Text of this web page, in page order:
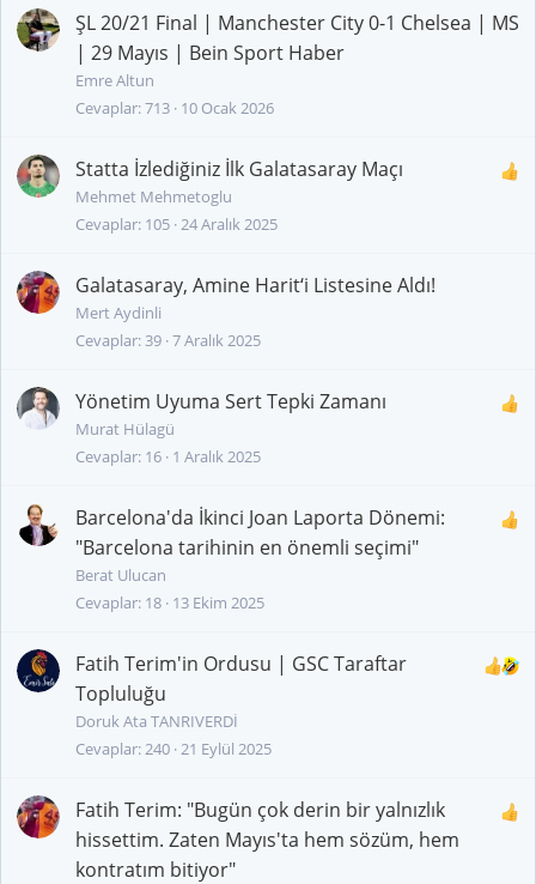
ŞL 20/21 Final | Manchester City 0-1 Chelsea | MS
| 29 Mayıs | Bein Sport Haber
Emre Altun
Cevaplar 713 10 Ocak 2026
Statta İzlediğiniz İlk Galatasaray Maçı
Mehmet Mehmetoglu
Cevaplar 105 24 Aralık 2025
Galatasaray, Amine Harit‘i Listesine Aldı!
Mert Aydinli
Cevaplar 39 7 Aralık 2025
Yönetim Uyuma Sert Tepki Zamanı
Murat Hülagü
Cevaplar 16 1 Aralık 2025
Barcelona'da İkinci Joan Laporta Dönemi:
"Barcelona tarihinin en önemli seçimi"
Berat Ulucan
Cevaplar 18 13 Ekim 2025
Fatih Terim'in Ordusu | GSC Taraftar
Topluluğu
Doruk Ata TANRIVERDİ
Cevaplar 240 21 Eylül 2025
Fatih Terim: "Bugün çok derin bir yalnızlık
hissettim. Zaten Mayıs'ta hem sözüm, hem
kontratım bitiyor"